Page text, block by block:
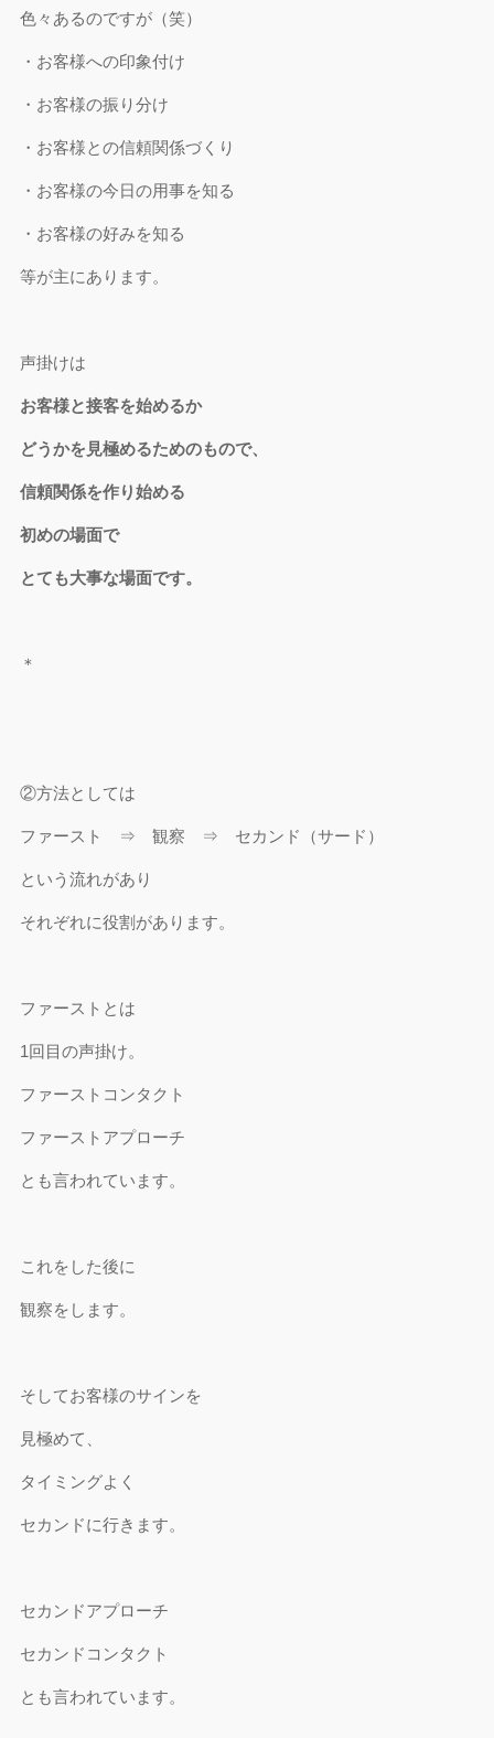
色々あるのですが（笑）
・お客様への印象付け
・お客様の振り分け
・お客様との信頼関係づくり
・お客様の今日の用事を知る
・お客様の好みを知る
等が主にあります。
声掛けは
お客様と接客を始めるか
どうかを見極めるためのもので、
信頼関係を作り始める
初めの場面で
とても大事な場面です。
＊
②方法としては
ファースト ⇒ 観察 ⇒ セカンド（サード）
という流れがあり
それぞれに役割があります。
ファーストとは
1回目の声掛け。
ファーストコンタクト
ファーストアプローチ
とも言われています。
これをした後に
観察をします。
そしてお客様のサインを
見極めて、
タイミングよく
セカンドに行きます。
セカンドアプローチ
セカンドコンタクト
とも言われています。